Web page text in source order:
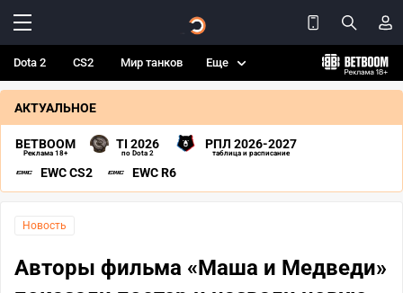
Dota 2 CS2 Мир танков Еще
АКТУАЛЬНОЕ
BETBOOM
Реклама 18+
TI 2026
по Dota 2
РПЛ 2026-2027
таблица и расписание
EWC CS2 EWC R6
Новость
Авторы фильма «Маша и Медведи»